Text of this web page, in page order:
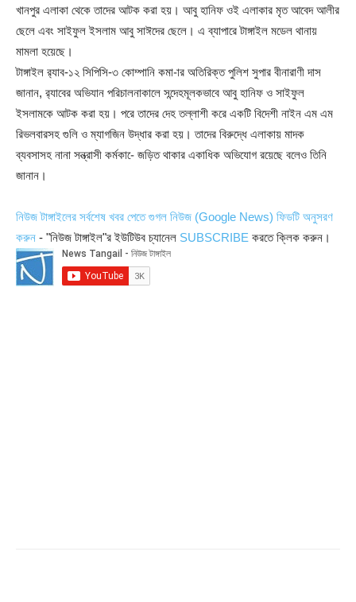
খানপুর এলাকা থেকে তাদের আটক করা হয়। আবু হানিফ ওই এলাকার মৃত আবেদ আলীর
ছেলে এবং সাইফুল ইসলাম আবু সাঈদের ছেলে। এ ব্যাপারে টাঙ্গাইল মডেল থানায়
মামলা হয়েছে।
টাঙ্গাইল র‌্যাব-১২ সিপিসি-৩ কোম্পানি কমা-ার অতিরিক্ত পুলিশ সুপার বীনারাণী দাস
জানান, র‌্যাবের অভিযান পরিচালনাকালে সন্দেহমূলকভাবে আবু হানিফ ও সাইফুল
ইসলামকে আটক করা হয়। পরে তাদের দেহ তল্লাশী করে একটি বিদেশী নাইন এম এম
রিভলবারসহ গুলি ও ম্যাগজিন উদ্ধার করা হয়। তাদের বিরুদ্ধে এলাকায় মাদক
ব্যবসাসহ নানা সন্ত্রাসী কর্মকা-ে জড়িত থাকার একাধিক অভিযোগ রয়েছে বলেও তিনি
জানান।
নিউজ টাঙ্গাইলের সর্বশেষ খবর পেতে গুগল নিউজ (Google News) ফিডটি অনুসরণ
করুন - "নিউজ টাঙ্গাইল"র ইউটিউব চ্যানেল SUBSCRIBE করতে ক্লিক করুন।